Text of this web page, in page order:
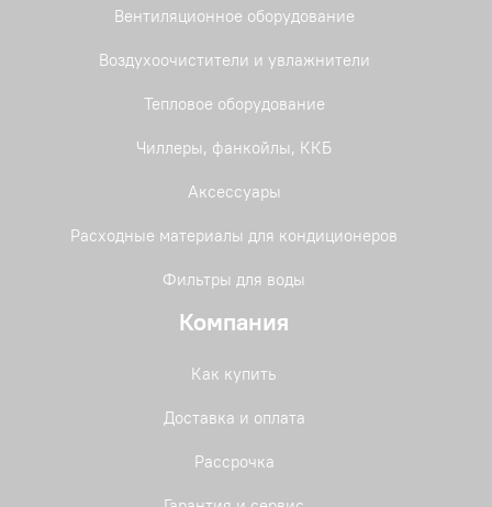
Вентиляционное оборудование
Воздухоочистители и увлажнители
Тепловое оборудование
Чиллеры, фанкойлы, ККБ
Аксессуары
Расходные материалы для кондиционеров
Фильтры для воды
Компания
Как купить
Доставка и оплата
Рассрочка